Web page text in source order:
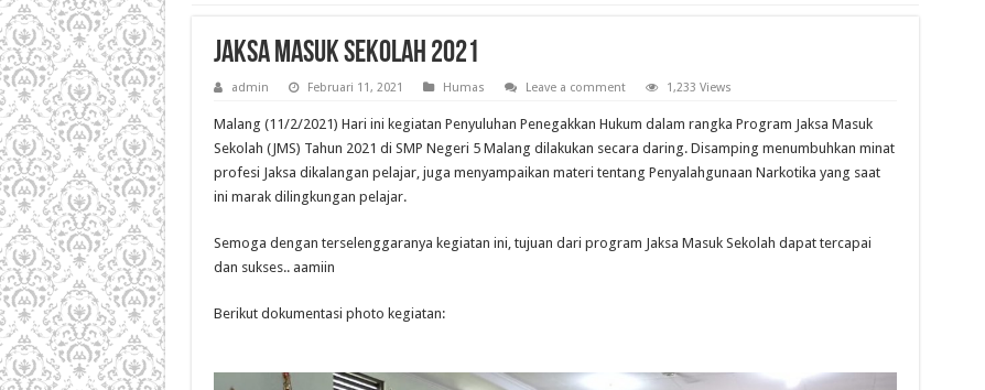
Jaksa Masuk Sekolah 2021
admin Februari 11, 2021 Humas Leave a comment 1,233 Views
Malang (11/2/2021) Hari ini kegiatan Penyuluhan Penegakkan Hukum dalam rangka Program Jaksa Masuk
Sekolah (JMS) Tahun 2021 di SMP Negeri 5 Malang dilakukan secara daring. Disamping menumbuhkan minat
profesi Jaksa dikalangan pelajar, juga menyampaikan materi tentang Penyalahgunaan Narkotika yang saat
ini marak dilingkungan pelajar.
Semoga dengan terselenggaranya kegiatan ini, tujuan dari program Jaksa Masuk Sekolah dapat tercapai
dan sukses.. aamiin
Berikut dokumentasi photo kegiatan: